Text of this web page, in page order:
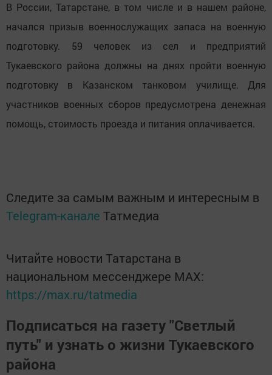
В России, Татарстане, в том числе и в нашем районе,
начался призыв военнослужащих запаса на военную
подготовку. 59 человек из сел и предприятий
Тукаевского района должны на днях пройти военную
подготовку в Казанском танковом училище. Для
участников военных сборов предусмотрена денежная
помощь, стоимость проезда и питания оплачивается.
Следите за самым важным и интересным в
Telegram-канале Татмедиа
Читайте новости Татарстана в
национальном мессенджере MАХ:
https://max.ru/tatmedia
Подписаться на газету "Светлый
путь" и узнать о жизни Тукаевского
района